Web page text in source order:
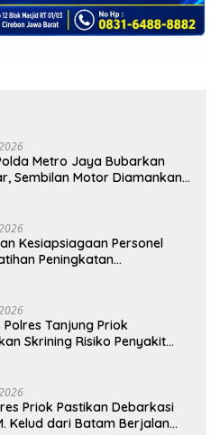
Metro Jaya Bubarkan
Sembilan Motor Diamankan
Kesiapsiagaan Personel
Peningkatan
Polres Tanjung Priok
Skrining Risiko Penyakit
Priok Pastikan Debarkasi
Kelud dari Batam Berjalan